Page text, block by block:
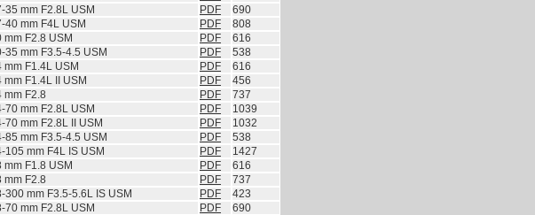
35 mm F2.8L USM PDF
690
40 mm F4L USM PDF
808
F2.8 USM PDF
616
35 mm F3.5-4.5 USM PDF
538
F1.4L USM PDF
616
F1.4L II USM PDF
456
mm F2.8 PDF
737
70 mm F2.8L USM PDF
1039
70 mm F2.8L II USM PDF
1032
85 mm F3.5-4.5 USM PDF
538
105 mm F4L IS USM PDF
1427
F1.8 USM PDF
616
mm F2.8 PDF
737
300 mm F3.5-5.6L IS USM PDF
423
70 mm F2.8L USM PDF
690